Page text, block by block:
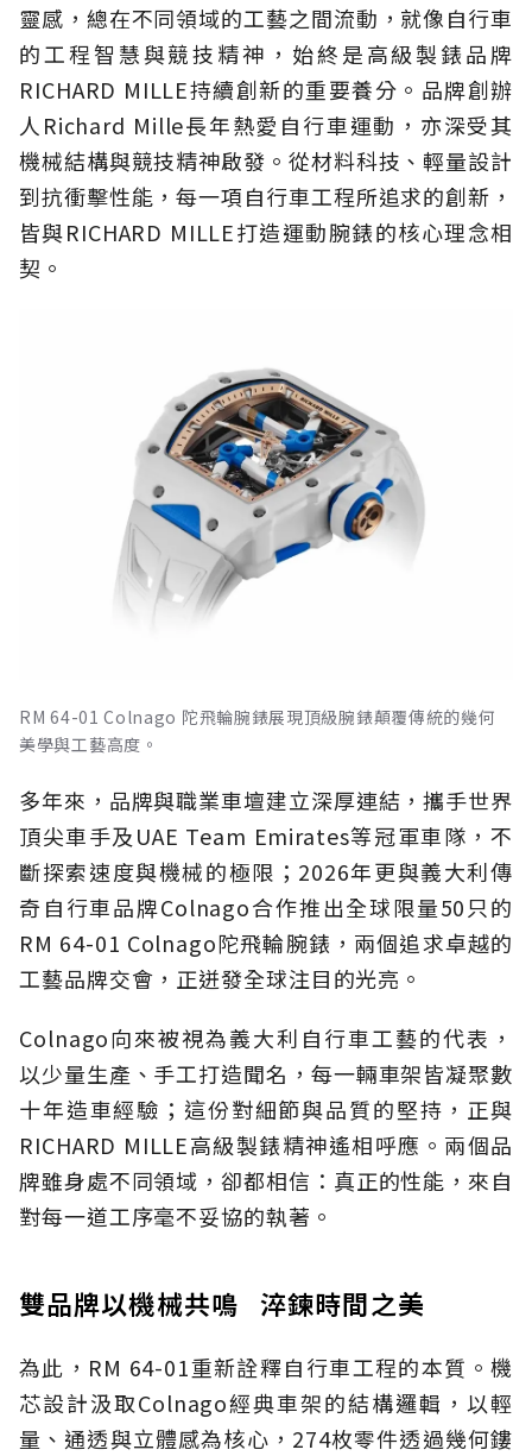
靈感，總在不同領域的工藝之間流動，就像自行車
的工程智慧與競技精神，始終是高級製錶品牌
RICHARD MILLE持續創新的重要養分。品牌創辦
人Richard Mille長年熱愛自行車運動，亦深受其
機械結構與競技精神啟發。從材料科技、輕量設計
到抗衝擊性能，每一項自行車工程所追求的創新，
皆與RICHARD MILLE打造運動腕錶的核心理念相
契。
RM 64-01 Colnago 陀飛輪腕錶展現頂級腕錶顛覆傳統的幾何
美學與工藝高度。
多年來，品牌與職業車壇建立深厚連結，攜手世界
頂尖車手及UAE Team Emirates等冠軍車隊，不
斷探索速度與機械的極限；2026年更與義大利傳
奇自行車品牌Colnago合作推出全球限量50只的
RM 64-01 Colnago陀飛輪腕錶，兩個追求卓越的
工藝品牌交會，正迸發全球注目的光亮。
Colnago向來被視為義大利自行車工藝的代表，
以少量生產、手工打造聞名，每一輛車架皆凝聚數
十年造車經驗；這份對細節與品質的堅持，正與
RICHARD MILLE高級製錶精神遙相呼應。兩個品
牌雖身處不同領域，卻都相信：真正的性能，來自
對每一道工序毫不妥協的執著。
雙品牌以機械共鳴 淬鍊時間之美
為此，RM 64-01重新詮釋自行車工程的本質。機
芯設計汲取Colnago經典車架的結構邏輯，以輕
量、通透與立體感為核心，274枚零件透過幾何鏤